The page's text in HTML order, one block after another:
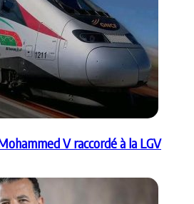
V raccordé à la LGV